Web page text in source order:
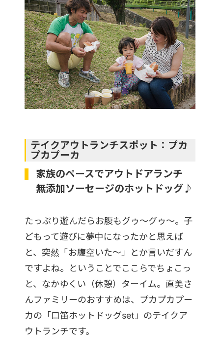
テイクアウトランチスポット：プカ
プカプーカ
家族のペースでアウトドアランチ
無添加ソーセージのホットドッグ♪
たっぷり遊んだらお腹もグゥ〜グゥ〜。子
どもって遊びに夢中になったかと思えば
と、突然「お腹空いた〜」とか言いだすん
ですよね。ということでここらでちょこっ
と、なかゆくい（休憩）ターイム。直美さ
んファミリーのおすすめは、プカプカプー
カの「口笛ホットドッグset」のテイクア
ウトランチです。